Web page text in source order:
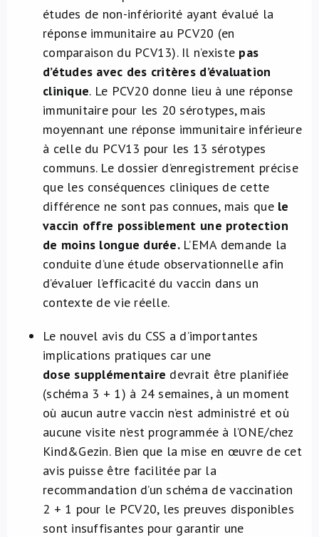
études de non-infériorité ayant évalué la
réponse immunitaire au PCV20 (en
comparaison du PCV13). Il n’existe pas
d’études avec des critères d’évaluation
clinique. Le PCV20 donne lieu à une réponse
immunitaire pour les 20 sérotypes, mais
moyennant une réponse immunitaire inférieure
à celle du PCV13 pour les 13 sérotypes
communs. Le dossier d’enregistrement précise
que les conséquences cliniques de cette
différence ne sont pas connues, mais que le
vaccin offre possiblement une protection
de moins longue durée. L’EMA demande la
conduite d’une étude observationnelle afin
d’évaluer l’efficacité du vaccin dans un
contexte de vie réelle.
Le nouvel avis du CSS a d’importantes
implications pratiques car une
dose supplémentaire devrait être planifiée
(schéma 3 + 1) à 24 semaines, à un moment
où aucun autre vaccin n’est administré et où
aucune visite n’est programmée à l’ONE/chez
Kind&Gezin. Bien que la mise en œuvre de cet
avis puisse être facilitée par la
recommandation d’un schéma de vaccination
2 + 1 pour le PCV20, les preuves disponibles
sont insuffisantes pour garantir une